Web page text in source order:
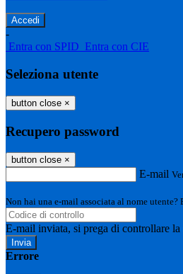
-
Entra con SPID Entra con CIE
Seleziona utente
button close ×
Recupero password
button close ×
E-mail
Non hai una e-mail associata al nome
E-mail inviata, si prega di controllare la
Errore